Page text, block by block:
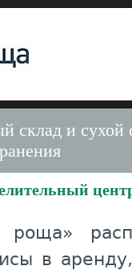
склад и
роща»
в